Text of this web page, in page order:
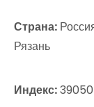
Страна:
Рязань
Индекс: